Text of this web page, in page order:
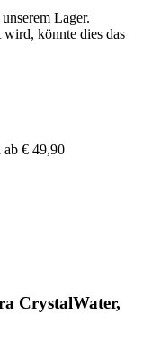
Lager.
könnte dies das
ab € 49,90
CrystalWater,